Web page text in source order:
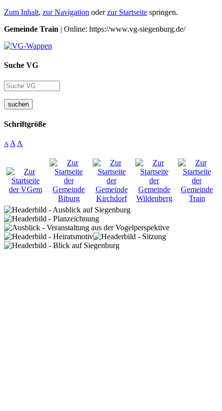
Zum Inhalt, zur Navigation oderzur Startseite springen.
Gemeinde Train | Online: https://www.vg-siegenburg.de/
Suche VG
suchen
Schriftgröße
A A A